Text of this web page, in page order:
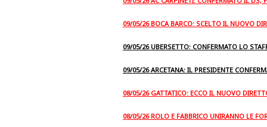
09/05/26 BOCA BARCO: SCELTO IL NUOVO
09/05/26 UBERSETTO: CONFERMATO LO
09/05/26 ARCETANA: IL PRESIDENTE
08/05/26 GATTATICO: ECCO IL NUOVO
08/05/26 ROLO E FABBRICO UNIRANNO LE